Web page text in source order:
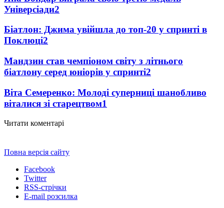
Універсіади2
Біатлон: Джима увійшла до топ-20 у спринті в
Поклюці2
Мандзин став чемпіоном світу з літнього
біатлону серед юніорів у спринті2
Віта Семеренко: Молоді суперниці шанобливо
віталися зі старецтвом1
Читати коментарі
Повна версія сайту
Facebook
Twitter
RSS-стрічки
E-mail розсилка